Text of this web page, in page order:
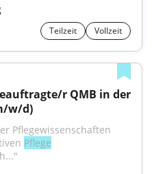
Teilzeit Vollzeit
w/d)
Pflegewissenschaften
Pflege